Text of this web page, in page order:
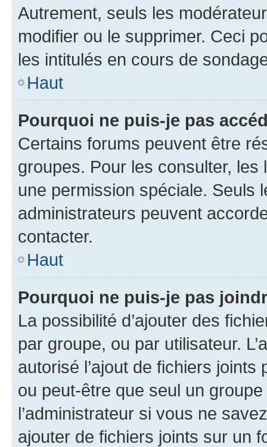
Autrement, seuls les
modifier ou le supprimer. Ceci
les intitulés en cours de
Haut
Pourquoi ne puis-je pas
Certains forums peuvent être
groupes. Pour les consulter,
une permission spéciale. Seuls
administrateurs peuvent
contacter.
Haut
Pourquoi ne puis-je pas
La possibilité d’ajouter des
par groupe, ou par utilisateur.
autorisé l’ajout de fichiers
ou peut-être que seul un
l’administrateur si vous ne
ajouter de fichiers joints sur un